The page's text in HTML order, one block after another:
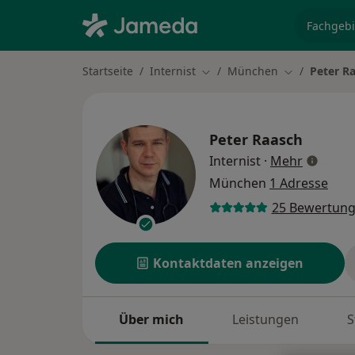
Startseite Internist Stadt ändern
München Stadt ändern
Peter
Peter Raasch
Internist · Mehrüber
München 1 Adresse
25
Kontaktdaten anzeigen
Über mich Leistungen